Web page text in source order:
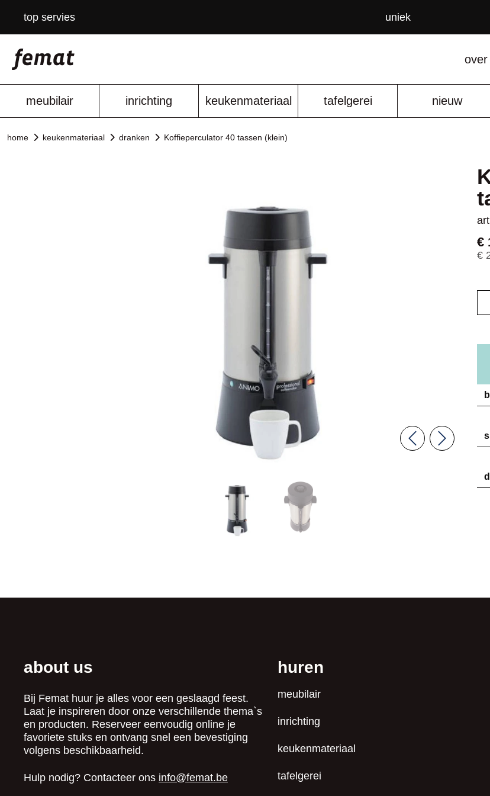
top servies uniek
meubilair inrichting keukenmateriaal tafelgerei nieuw
home keukenmateriaal dranken Koffieperculator 40 tassen (klein)
Previous
Next
€
€
about us
Bij Femat huur je alles voor een geslaagd feest.
Laat je inspireren door onze verschillende thema`s
en producten. Reserveer eenvoudig online je
favoriete stuks en ontvang snel een bevestiging
volgens beschikbaarheid.
Hulp nodig? Contacteer ons info@femat.be
huren
meubilair
inrichting
keukenmateriaal
tafelgerei